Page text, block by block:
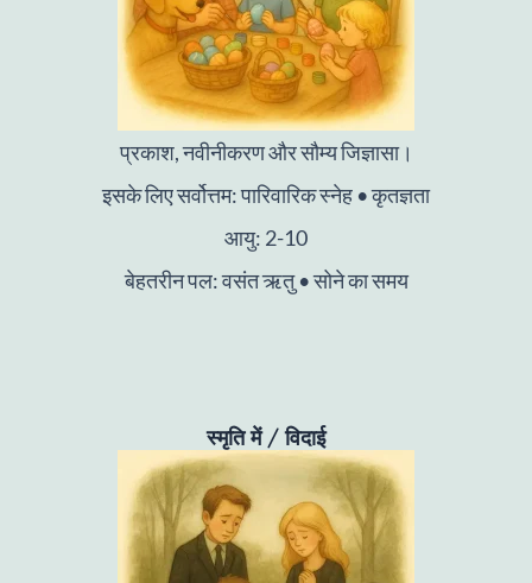
प्रकाश, नवीनीकरण और सौम्य जिज्ञासा।
इसके लिए सर्वोत्तम: पारिवारिक स्नेह • कृतज्ञता
आयु: 2-10
बेहतरीन पल: वसंत ऋतु • सोने का समय
स्मृति में / विदाई